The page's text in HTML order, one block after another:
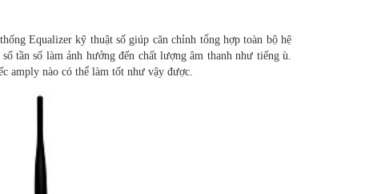
Equalizer kỹ thuật số giúp căn chỉnh tổng hợp toàn bộ hệ
tần số làm ảnh hưởng đến chất lượng âm thanh như tiếng ù.
amply nào có thể làm tốt như vậy được.